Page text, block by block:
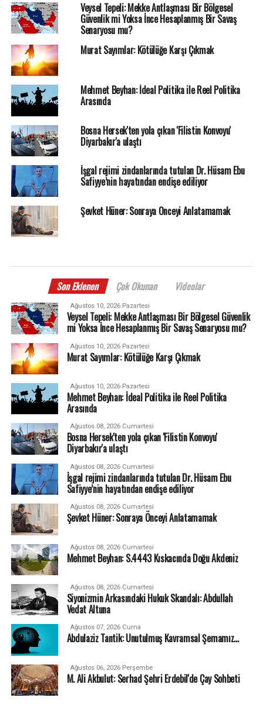
Veysel Tepeli: Mekke Antlaşması Bir Bölgesel
Güvenlik mi Yoksa İnce Hesaplanmış Bir Savaş
Senaryosu mu?
Murat Sayımlar: Kötülüğe Karşı Çıkmak
Mehmet Beyhan: İdeal Politika ile Reel Politika
Arasında
Bosna Hersek'ten yola çıkan 'Filistin Konvoyu'
Diyarbakır'a ulaştı
İşgal rejimi zindanlarında tutulan Dr. Hüsam Ebu
Safiyye’nin hayatından endişe ediliyor
Şevket Hüner: Sonraya Önceyi Anlatamamak
Son Eklenen Çok Okunan Videolar
Ağustos 10, 2026 Pazartesi
Veysel Tepeli: Mekke Antlaşması Bir Bölgesel Güvenlik
mi Yoksa İnce Hesaplanmış Bir Savaş Senaryosu mu?
Ağustos 10, 2026 Pazartesi
Murat Sayımlar: Kötülüğe Karşı Çıkmak
Ağustos 10, 2026 Pazartesi
Mehmet Beyhan: İdeal Politika ile Reel Politika
Arasında
Ağustos 08, 2026 Cumartesi
Bosna Hersek'ten yola çıkan 'Filistin Konvoyu'
Diyarbakır'a ulaştı
Ağustos 08, 2026 Cumartesi
İşgal rejimi zindanlarında tutulan Dr. Hüsam Ebu
Safiyye’nin hayatından endişe ediliyor
Ağustos 08, 2026 Cumartesi
Şevket Hüner: Sonraya Önceyi Anlatamamak
Ağustos 08, 2026 Cumartesi
Mehmet Beyhan: S.4443 Kıskacında Doğu Akdeniz
Ağustos 08, 2026 Cumartesi
Siyonizmin Arkasındaki Hukuk Skandalı: Abdullah
Vedat Altuna
Ağustos 07, 2026 Cuma
Abdulaziz Tantik: Unutulmuş Kavramsal Şemamız…
Ağustos 06, 2026 Perşembe
M. Ali Akbulut: Serhad Şehri Erdebil'de Çay Sohbeti